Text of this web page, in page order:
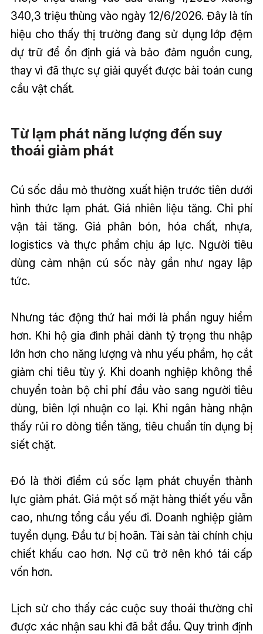
340,3 triệu thùng vào ngày 12/6/2026. Đây là tín
hiệu cho thấy thị trường đang sử dụng lớp đệm
dự trữ để ổn định giá và bảo đảm nguồn cung,
thay vì đã thực sự giải quyết được bài toán cung
cầu vật chất.
Từ lạm phát năng lượng đến suy
thoái giảm phát
Cú sốc dầu mỏ thường xuất hiện trước tiên dưới
hình thức lạm phát. Giá nhiên liệu tăng. Chi phí
vận tải tăng. Giá phân bón, hóa chất, nhựa,
logistics và thực phẩm chịu áp lực. Người tiêu
dùng cảm nhận cú sốc này gần như ngay lập
tức.
Nhưng tác động thứ hai mới là phần nguy hiểm
hơn. Khi hộ gia đình phải dành tỷ trọng thu nhập
lớn hơn cho năng lượng và nhu yếu phẩm, họ cắt
giảm chi tiêu tùy ý. Khi doanh nghiệp không thể
chuyển toàn bộ chi phí đầu vào sang người tiêu
dùng, biên lợi nhuận co lại. Khi ngân hàng nhận
thấy rủi ro dòng tiền tăng, tiêu chuẩn tín dụng bị
siết chặt.
Đó là thời điểm cú sốc lạm phát chuyển thành
lực giảm phát. Giá một số mặt hàng thiết yếu vẫn
cao, nhưng tổng cầu yếu đi. Doanh nghiệp giảm
tuyển dụng. Đầu tư bị hoãn. Tài sản tài chính chịu
chiết khấu cao hơn. Nợ cũ trở nên khó tái cấp
vốn hơn.
Lịch sử cho thấy các cuộc suy thoái thường chỉ
được xác nhận sau khi đã bắt đầu. Quy trình định